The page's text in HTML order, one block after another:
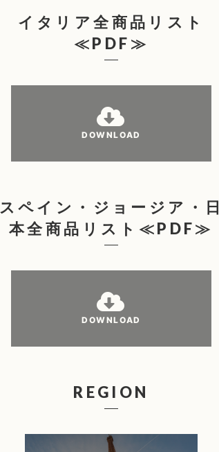
イタリア全商品リスト
≪PDF≫
DOWNLOAD
スペイン・ジョージア・日
本全商品リスト≪PDF≫
DOWNLOAD
REGION